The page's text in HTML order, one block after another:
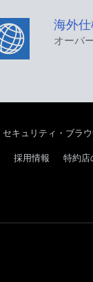
海外
オーバ
セキュリティ・ブラ
採用情報 特約店